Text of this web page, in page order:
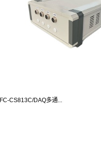
FC-CS813C/DAQ多通...